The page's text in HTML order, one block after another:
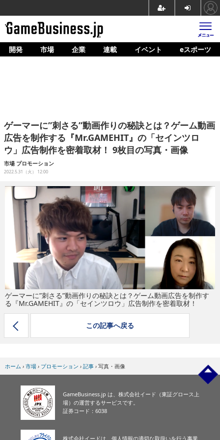
ホーム
企業動向
人材育成
産業政策
連載
イベント/セミナー
eスポーツ
開発 市場 企業 連載 イベント eスポーツ
ゲーマーに”刺さる”動画作りの秘訣とは？ゲーム動画
広告を制作する『Mr.GAMEHIT』の「セインツロ
ウ」広告制作を密着取材！ 9枚目の写真・画像
市場 プロモーション
2022.5.31（火） 12:00
ゲーマーに”刺さる”動画作りの秘訣とは？ゲーム動画広告を制作す
る『Mr.GAMEHIT』の「セインツロウ」広告制作を密着取材！
この記事へ戻る
ホーム › 市場 › プロモーション › 記事 › 写真・画像
GameBusiness.jp は、株式会社イード（東証グロース上
場）の運営するサービスです。
証券コード：6038
株式会社イードは、個人情報の適切な取扱いを行う事業